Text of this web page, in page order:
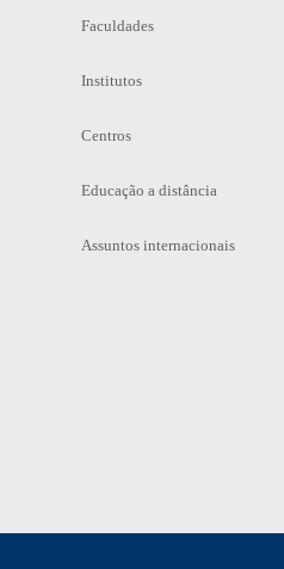
Faculdades
Institutos
Centros
Educação a distância
Assuntos internacionais